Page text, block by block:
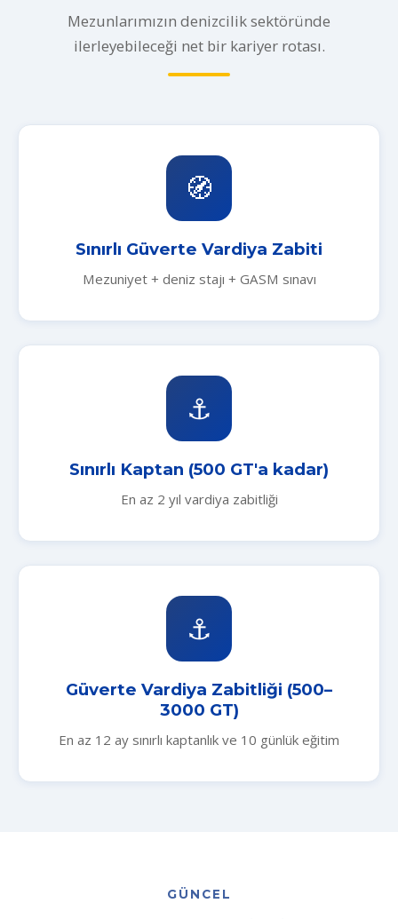
Mezunlarımızın denizcilik sektöründe
ilerleyebileceği net bir kariyer rotası.
🧭
Sınırlı Güverte Vardiya Zabiti
Mezuniyet + deniz stajı + GASM sınavı
⚓
Sınırlı Kaptan (500 GT'a kadar)
En az 2 yıl vardiya zabitliği
⚓
Güverte Vardiya Zabitliği (500–
3000 GT)
En az 12 ay sınırlı kaptanlık ve 10 günlük eğitim
GÜNCEL